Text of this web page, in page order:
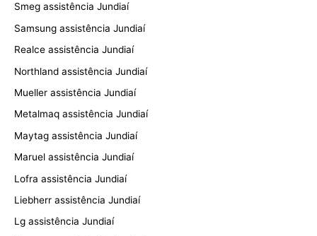
Smeg assistência Jundiaí
Samsung assistência Jundiaí
Realce assistência Jundiaí
Northland assistência Jundiaí
Mueller assistência Jundiaí
Metalmaq assistência Jundiaí
Maytag assistência Jundiaí
Maruel assistência Jundiaí
Lofra assistência Jundiaí
Liebherr assistência Jundiaí
Lg assistência Jundiaí